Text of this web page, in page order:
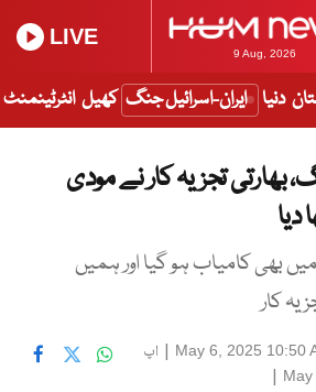
9 Aug, 2026
LIVE
دنیا ایران-اسرائیل جنگ کھیل انٹرٹینمنٹ
بھارتی تجزیہ کار نے مودی
دیا
بھی کامیاب ہو گیا اور ہمیں
کار
May 6, 2025 10:50
| اپ
|